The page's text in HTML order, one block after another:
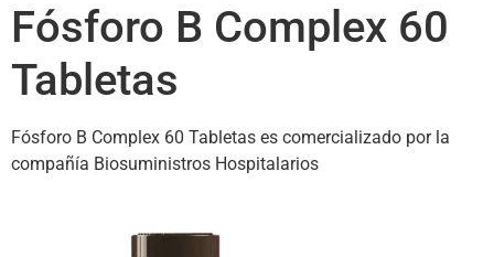
Fósforo B Complex 60
Tabletas
Fósforo B Complex 60 Tabletas es comercializado por la
compañía Biosuministros Hospitalarios